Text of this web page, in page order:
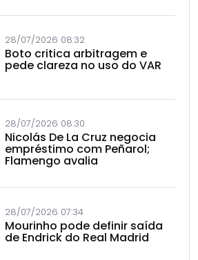
28/07/2026 08:32
Boto critica arbitragem e
pede clareza no uso do VAR
28/07/2026 08:30
Nicolás De La Cruz negocia
empréstimo com Peñarol;
Flamengo avalia
28/07/2026 07:34
Mourinho pode definir saída
de Endrick do Real Madrid